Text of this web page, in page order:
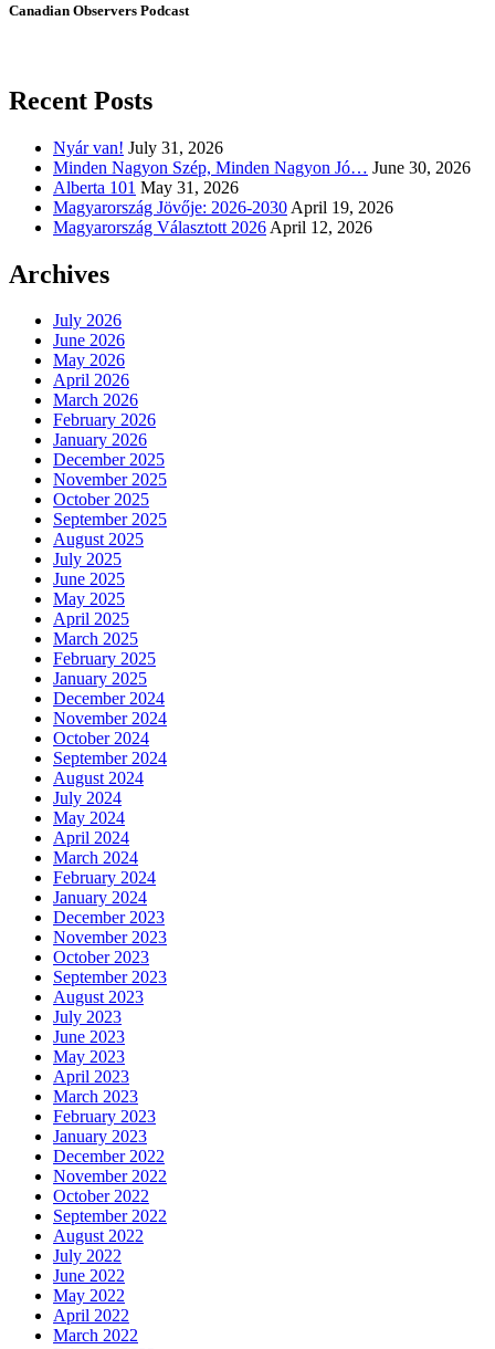
Canadian Observers Podcast
Recent Posts
Nyár van! July 31, 2026
Minden Nagyon Szép, Minden Nagyon Jó… June 30, 2026
Alberta 101 May 31, 2026
Magyarország Jövője: 2026-2030 April 19, 2026
Magyarország Választott 2026 April 12, 2026
Archives
July 2026
June 2026
May 2026
April 2026
March 2026
February 2026
January 2026
December 2025
November 2025
October 2025
September 2025
August 2025
July 2025
June 2025
May 2025
April 2025
March 2025
February 2025
January 2025
December 2024
November 2024
October 2024
September 2024
August 2024
July 2024
May 2024
April 2024
March 2024
February 2024
January 2024
December 2023
November 2023
October 2023
September 2023
August 2023
July 2023
June 2023
May 2023
April 2023
March 2023
February 2023
January 2023
December 2022
November 2022
October 2022
September 2022
August 2022
July 2022
June 2022
May 2022
April 2022
March 2022